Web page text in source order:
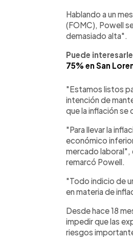
Hablando a un
(FOMC), Powell
demasiado alta".
Puede
75% en San
"Estamos listos
intención de
que la inflación
"Para llevar la
económico
mercado laboral",
remarcó Powell.
"Todo indicio de
en materia de
Desde hace 18
impedir que las
riesgos